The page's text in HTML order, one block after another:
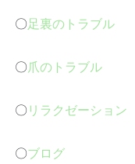
〇足裏のトラブル
〇爪のトラブル
〇 リラクゼーション
〇ブログ